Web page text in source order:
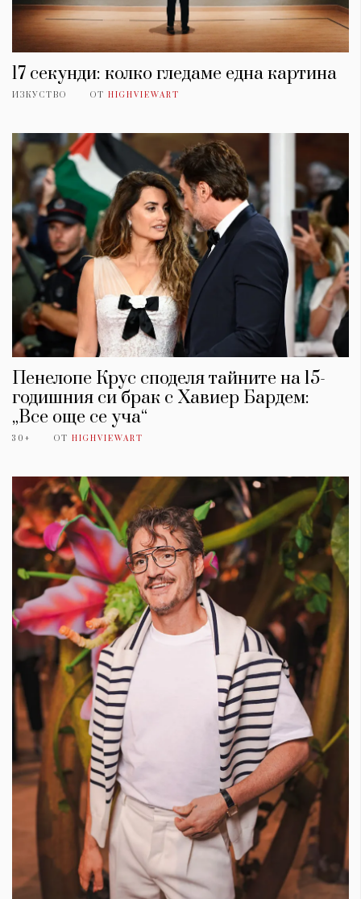
17 секунди: колко гледаме една картина
ИЗКУСТВО ОТ HIGHVIEWART
Пенелопе Крус споделя тайните на 15-
годишния си брак с Хавиер Бардем:
„Все още се уча“
30+ ОТ HIGHVIEWART